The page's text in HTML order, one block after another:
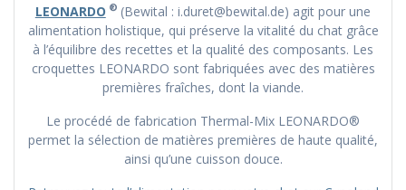
LEONARDO ® (Bewital : i.duret@bewital.de) agit pour une
alimentation holistique, qui préserve la vitalité du chat grâce
à l’équilibre des recettes et la qualité des composants. Les
croquettes LEONARDO sont fabriquées avec des matières
premières fraîches, dont la viande.
Le procédé de fabrication Thermal-Mix LEONARDO®
permet la sélection de matières premières de haute qualité,
ainsi qu’une cuisson douce.